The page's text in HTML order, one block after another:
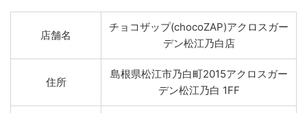
店舗名
チョコザップ(chocoZAP)アクロスガー
デン松江乃白店
住所
島根県松江市乃白町2015アクロスガー
デン松江乃白 1FF